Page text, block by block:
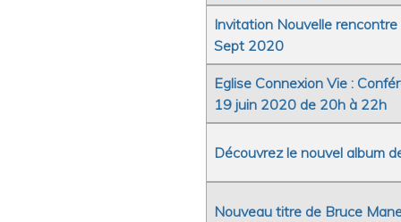
Invitation Nouvelle
Sept 2020
Eglise Connexion Vie :
19 juin 2020 de 20h à 22h
Découvrez le nouvel album
Nouveau titre de Bruce